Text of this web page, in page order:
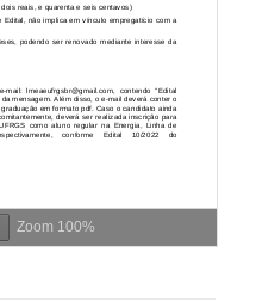
Zoom 100%